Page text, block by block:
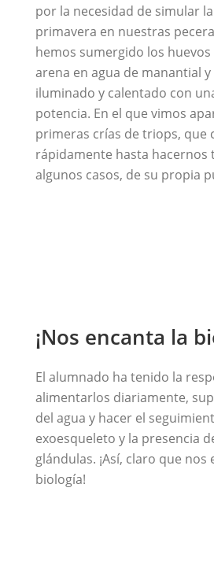
por la necesidad de simular
primavera en nuestras
hemos sumergido los huevos
arena en agua de manantial
iluminado y calentado con
potencia. En el que vimos
primeras crías de triops, que
rápidamente hasta hacernos
algunos casos, de su propia
¡Nos encanta la
El alumnado ha tenido la
alimentarlos diariamente,
del agua y hacer el
exoesqueleto y la presencia
glándulas. ¡Así, claro que
biología!